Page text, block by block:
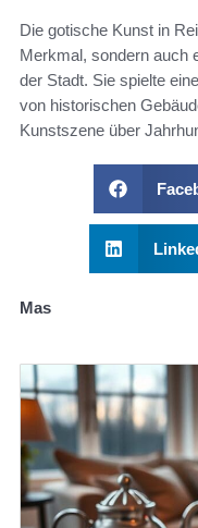
Die gotische Kunst in
Merkmal, sondern auch
der Stadt. Sie spielte
von historischen
Kunstszene über
Mas